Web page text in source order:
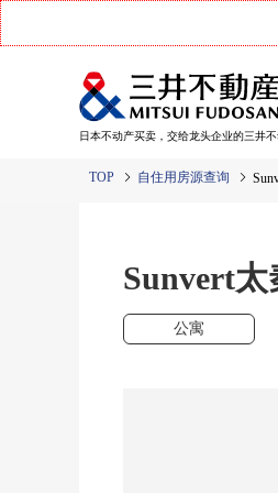
日本不动产买卖，交给龙头企业的三井不
TOP 自住用房源查询
Sunvert太
公寓